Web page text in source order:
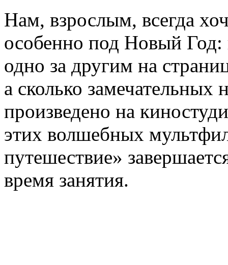
Нам, взрослым, всегда
особенно под Новый Год:
одно за другим на
а сколько
произведено на
этих волшебных
путешествие»
время занятия.